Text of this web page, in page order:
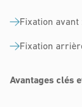
Fixation avant
Fixation
Avantages clés